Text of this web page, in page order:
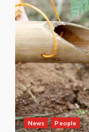
News People